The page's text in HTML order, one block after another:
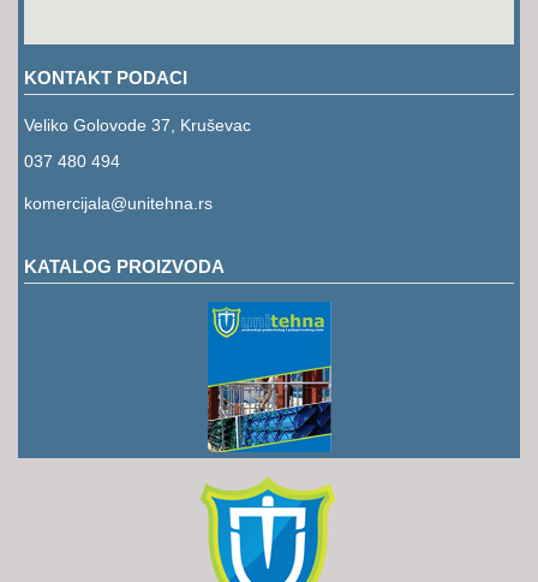
KONTAKT PODACI
Veliko Golovode 37, Kruševac
037 480 494
komercijala@unitehna.rs
KATALOG PROIZVODA